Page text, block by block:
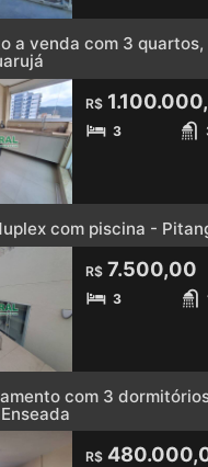
a venda com 3 quartos,
R$
3
com piscina -
R$ 7.500,00
3
com 3
R$